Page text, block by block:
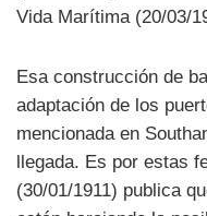
Vida Marítima (20/03/
Esa construcción de
adaptación de los
mencionada en
llegada. Es por estas
(30/01/1911) publica